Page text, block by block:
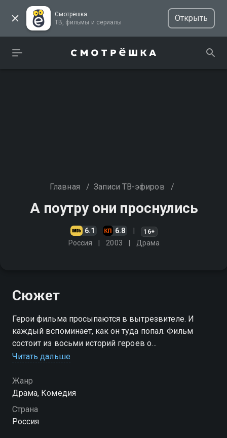
Смотрёшка
ТВ, фильмы и сериалы
Открыть
Главная / Записи ТВ-эфиров /
А поутру они проснулись
6.1 6.8 16+
Россия 2003 Драма
Сюжет
Герои фильма просыпаются в вытрезвителе. И
каждый вспоминает, как он туда попал. Фильм
состоит из восьми историй героев о
предшествующем дне. Истории разнообразные,
социальных слоёв
Читать дальше
Жанр
Драма, Комедия
Страна
Россия